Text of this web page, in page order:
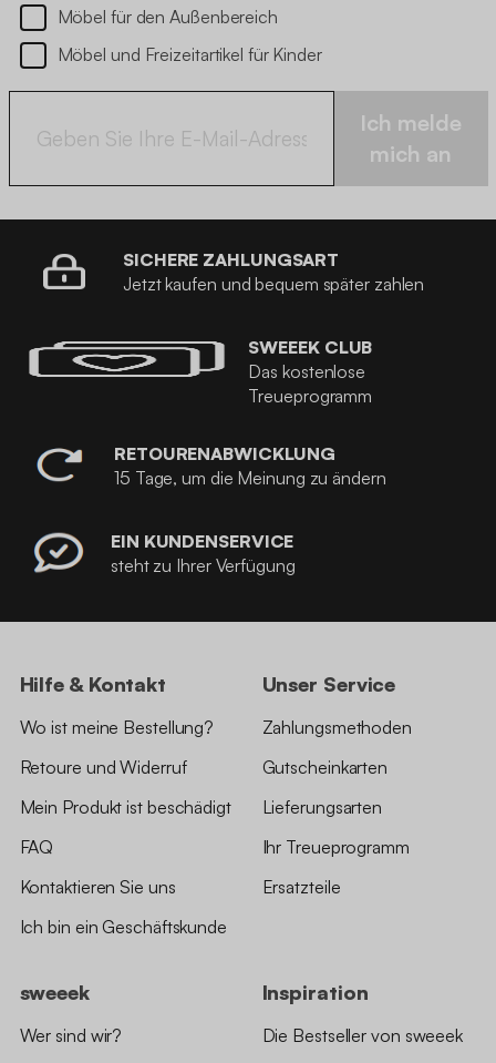
Möbel für den Außenbereich
Möbel und Freizeitartikel für Kinder
Ich melde
mich an
SICHERE ZAHLUNGSART
Jetzt kaufen und bequem später zahlen
SWEEEK CLUB
Das kostenlose
Treueprogramm
RETOURENABWICKLUNG
15 Tage, um die Meinung zu ändern
EIN KUNDENSERVICE
steht zu Ihrer Verfügung
Hilfe & Kontakt
Wo ist meine Bestellung?
Retoure und Widerruf
Mein Produkt ist beschädigt
FAQ
Kontaktieren Sie uns
Ich bin ein Geschäftskunde
Unser Service
Zahlungsmethoden
Gutscheinkarten
Lieferungsarten
Ihr Treueprogramm
Ersatzteile
sweeek
Wer sind wir?
Inspiration
Die Bestseller von sweeek